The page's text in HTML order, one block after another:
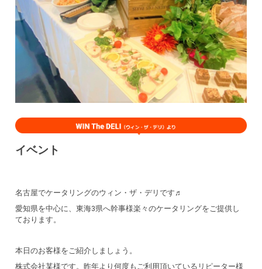
イベント
名古屋でケータリングのウィン・ザ・デリです♬
愛知県を中心に、東海3県へ幹事様楽々のケータリングをご提供し
ております。
本日のお客様をご紹介しましょう。
株式会社某様です。昨年より何度もご利用頂いているリピーター様